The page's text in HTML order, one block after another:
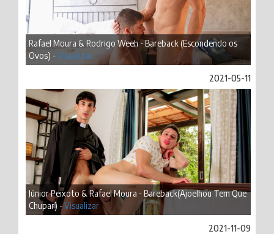
Rafael Moura & Rodrigo Weeh - Bareback (Escondendo os
Ovos) -Visualizar
2021-05-11
Júnior Peixoto & Rafael Moura - Bareback(Ajoelhou Tem Que
Chupar) -Visualizar
2021-11-09